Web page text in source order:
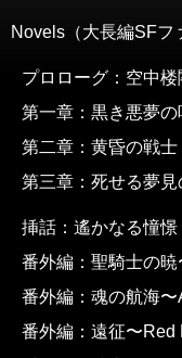
Novels（大長編SFフ
プロローグ：空中
第一章：黒き悪夢の
第二章：黄昏の戦士
第三章：死せる夢見
挿話：遙かなる憧憬
番外編：聖騎士の
番外編：魂の航海
番外編：遠征〜Red